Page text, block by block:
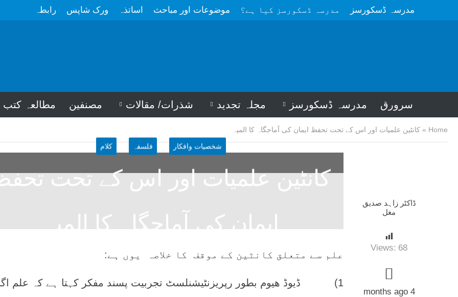
مدرسہ ڈسکورسز مدرسہ ڈسکورسز کیا ہے؟ موضوعات اور مباحث اساتذہ ورک شاپس رابطہ
سرورق مدرسہ ڈسکورسز مجلہ تجدید شذرات/ مقالات مصنفین مطالعہ کتب
Home
» کانٹین علمیات اور اس کے تحت تحفظ ایمان کی آماجگاہ کا المیہ
ڈاکٹر زاہد صدیق
مغل
Views: 68
4 months ago
شخصیات وافکار فلسفہ کلام
کانٹین علمیات اور اس کے تحت
ایمان کی آماجگاہ کا المیہ
علم سے متعلق کانٹین کے موقف کا خلاصہ یوں ہے:
1) ڈیوڈ ھیوم بطور رپریزنٹیشنلسٹ تجربیت پسند مفکر کہتا ہے کہ علم